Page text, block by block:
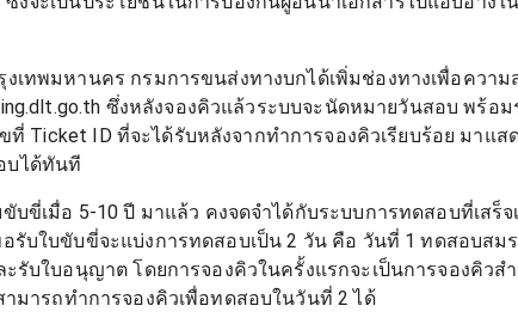
เทพมหานคร กรมการขนส่งทางบกได้เพิ่มช่องทางเพื่อความ
ซึ่งหลังจองคิวแล้วระบบจะนัดหมายวันสอบ พร้อม
Ticket ID ที่จะได้รับหลังจากทำการจองคิวเรียบร้อย มาแส
บได้ทันที
เมื่อ 5-10 ปี มาแล้ว คงจดจำได้กับระบบการทดสอบที่เสร็จ
บใบขับขี่จะแบ่งการทดสอบเป็น 2 วัน คือ วันที่ 1 ทดสอบสม
ใบอนุญาต โดยการจองคิวในครั้งแรกจะเป็นการจองคิวส
มารถทำการจองคิวเพื่อทดสอบในวันที่ 2 ได้